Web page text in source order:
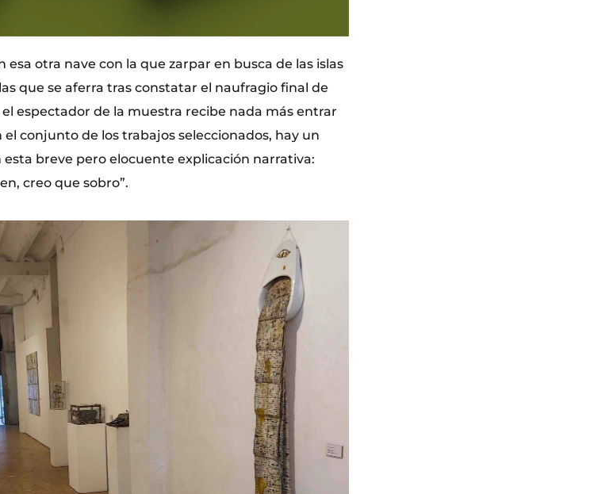
otra nave con la que zarpar en busca de las islas
que se aferra tras constatar el naufragio final de
espectador de la muestra recibe nada más entrar
conjunto de los trabajos seleccionados, hay un
esta breve pero elocuente explicación narrativa:
creo que sobro”.